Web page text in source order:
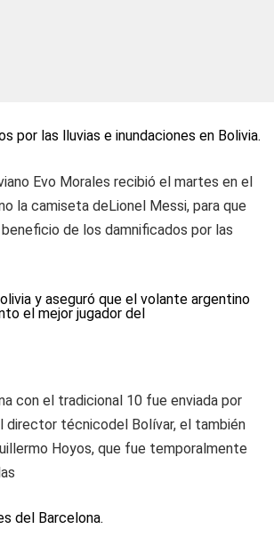
por las lluvias e inundaciones en Bolivia.
Evo Morales recibió el martes en el
la camiseta deLionel Messi, para que
de los damnificados por las
y aseguró que el volante argentino
el mejor jugador del
con el tradicional 10 fue enviada por
director técnicodel Bolívar, el también
Hoyos, que fue temporalmente
del Barcelona.